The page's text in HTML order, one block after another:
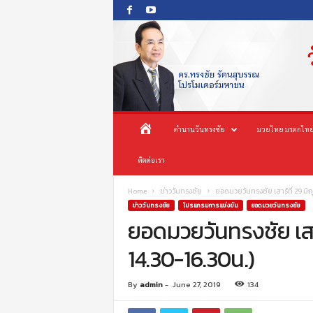
O
o
น้
า
ร
ก
ตำนานวันทรงชัย มวยไทย มรดกไท
ติดต่อเรา
Home ข่าววันทรงชัย ยอดมวยวันทรงชัย เสาร์ที่ 29 มิ
ข่าววันทรงชัย โปรแกรมการแข่งขัน ยอดมวยวันทรงชัย
ยอดมวยวันทรงชัย เ
14.30-16.30น.)
By admin- June 27, 2019 134